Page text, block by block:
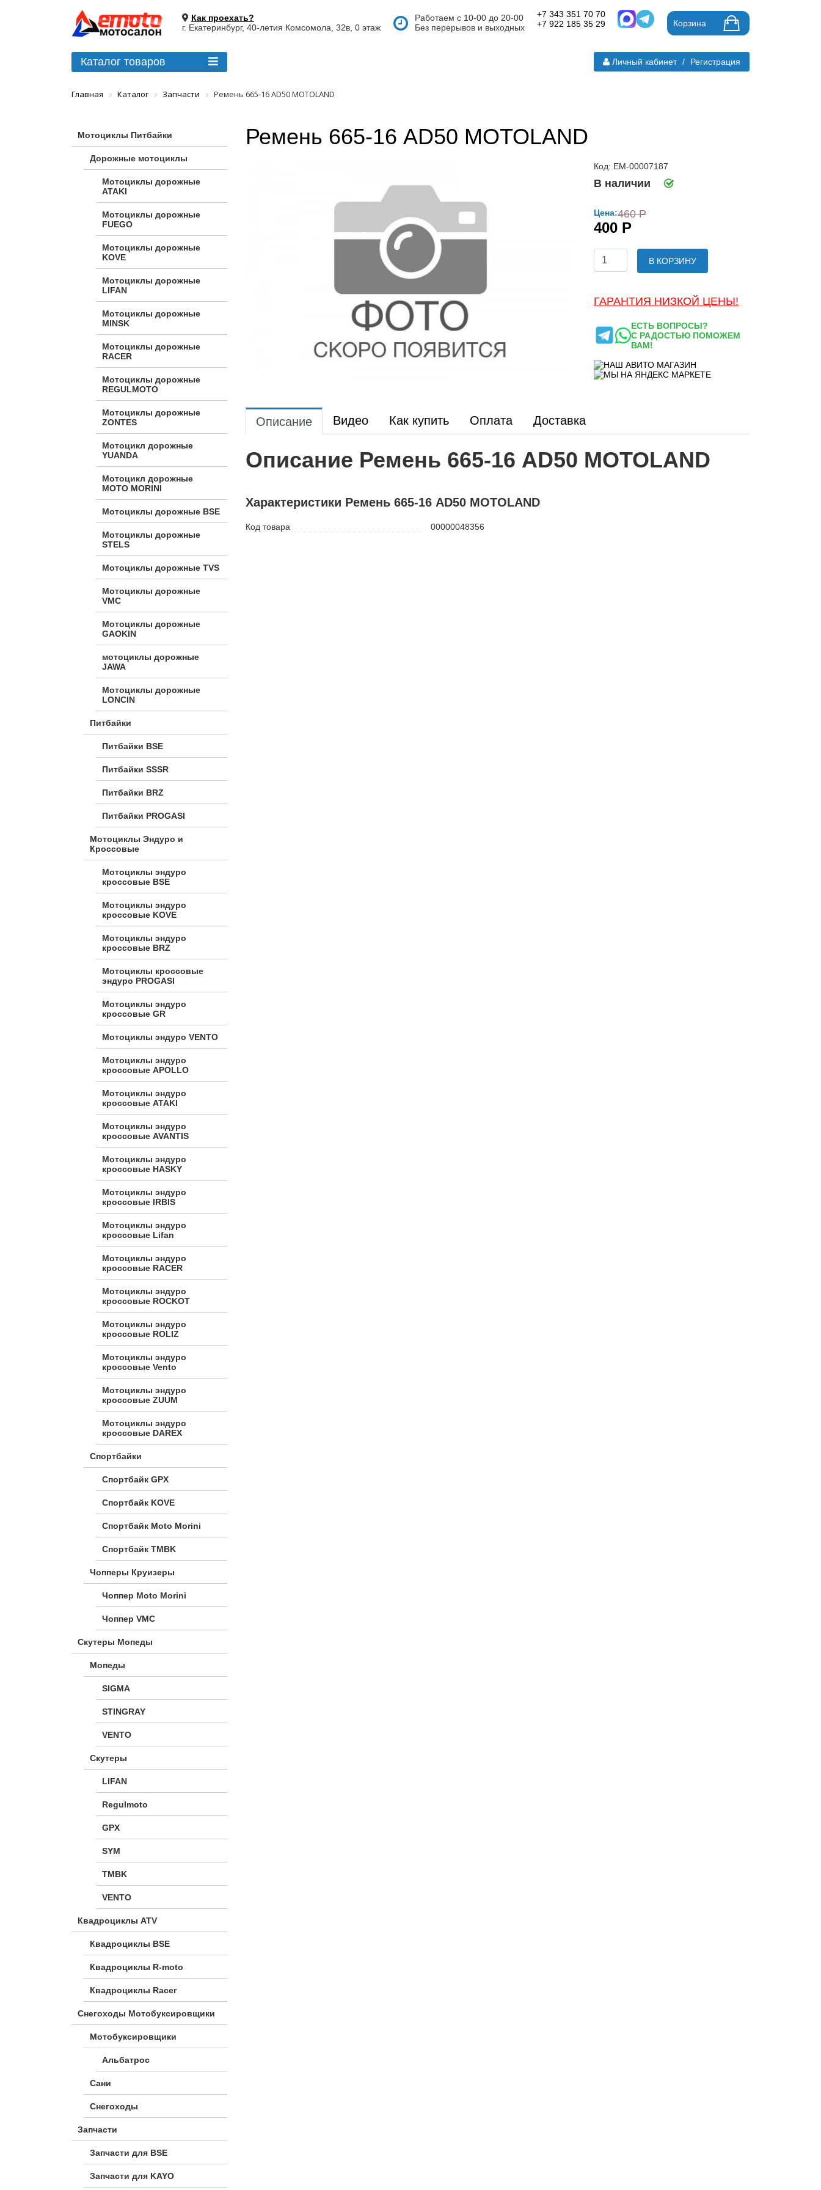
Как проехать?
г. Екатеринбург, 40-летия Комсомола, 32в, 0 этаж
Работаем с 10-00 до 20-00
Без перерывов и выходных
+7 343 351 70 70
+7 922 185 35 29
Корзина
Каталог товаров Личный кабинет / Регистрация
Главная Каталог Запчасти Ремень 665-16 AD50 MOTOLAND
Мотоциклы Питбайки
Дорожные мотоциклы
Мотоциклы дорожные
ATAKI
Мотоциклы дорожные
FUEGO
Мотоциклы дорожные
KOVE
Мотоциклы дорожные
LIFAN
Мотоциклы дорожные
MINSK
Мотоциклы дорожные
RACER
Мотоциклы дорожные
REGULMOTO
Мотоциклы дорожные
ZONTES
Мотоцикл дорожные
YUANDA
Мотоцикл дорожные
МОТО MORINI
Мотоциклы дорожные BSE
Мотоциклы дорожные
STELS
Мотоциклы дорожные TVS
Мотоциклы дорожные
VMC
Мотоциклы дорожные
GAOKIN
мотоциклы дорожные
JAWA
Мотоциклы дорожные
LONCIN
Питбайки
Питбайки BSE
Питбайки SSSR
Питбайки BRZ
Питбайки PROGASI
Мотоциклы Эндуро и
Кроссовые
Мотоциклы эндуро
кроссовые BSE
Мотоциклы эндуро
кроссовые KOVE
Мотоциклы эндуро
кроссовые BRZ
Мотоциклы кроссовые
эндуро PROGASI
Мотоциклы эндуро
кроссовые GR
Мотоциклы эндуро VENTO
Мотоциклы эндуро
кроссовые APOLLO
Мотоциклы эндуро
кроссовые ATAKI
Мотоциклы эндуро
кроссовые AVANTIS
Мотоциклы эндуро
кроссовые HASKY
Мотоциклы эндуро
кроссовые IRBIS
Мотоциклы эндуро
кроссовые Lifan
Мотоциклы эндуро
кроссовые RACER
Мотоциклы эндуро
кроссовые ROCKOT
Мотоциклы эндуро
кроссовые ROLIZ
Мотоциклы эндуро
кроссовые Vento
Мотоциклы эндуро
кроссовые ZUUM
Мотоциклы эндуро
кроссовые DAREX
Спортбайки
Спортбайк GPX
Спортбайк KOVE
Спортбайк Moto Morini
Спортбайк TMBK
Чопперы Круизеры
Чоппер Moto Morini
Чоппер VMC
Скутеры Мопеды
Мопеды
SIGMA
STINGRAY
VENTO
Скутеры
LIFAN
Regulmoto
GPX
SYM
TMBK
VENTO
Квадроциклы ATV
Квадроциклы BSE
Квадроциклы R-moto
Квадроциклы Racer
Снегоходы Мотобуксировщики
Мотобуксировщики
Альбатрос
Сани
Снегоходы
Запчасти
Запчасти для BSE
Запчасти для KAYO
Ремень 665-16 AD50 MOTOLAND
Код: ЕМ-00007187
В наличии
Цена:460 Р
400 Р
В КОРЗИНУ
ГАРАНТИЯ НИЗКОЙ ЦЕНЫ!
ЕСТЬ ВОПРОСЫ?
С РАДОСТЬЮ ПОМОЖЕМ
ВАМ!
Описание Видео Как купить Оплата Доставка
Описание Ремень 665-16 AD50 MOTOLAND
Характеристики Ремень 665-16 AD50 MOTOLAND
Код товара 00000048356